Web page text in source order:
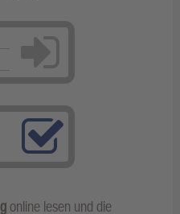
Anmelden
online lesen und die